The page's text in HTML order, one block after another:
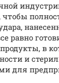
чтобы
равно
в
и
для